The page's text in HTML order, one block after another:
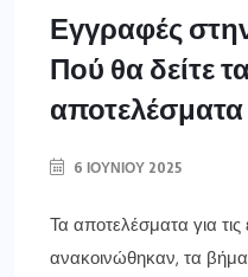
Εγγραφές
Πού θα δείτε
αποτελέσματα
6 ΙΟΥΝΊΟΥ 2025
Τα αποτελέσματα για
ανακοινώθηκαν, τα